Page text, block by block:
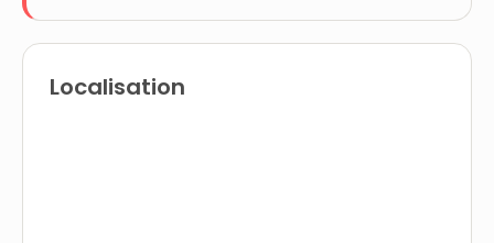
Localisation